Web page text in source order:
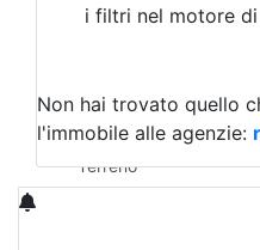
Magazzini
Qualsiasi
Terreno edificabile
Terreno
i filtri nel motore
Non hai trovato quello
l'immobile alle agenzie: